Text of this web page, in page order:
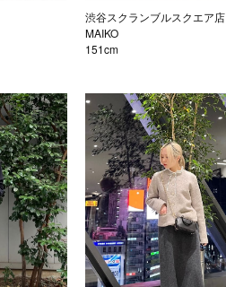
渋谷スクランブルスクエア店
MAIKO
151cm